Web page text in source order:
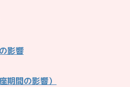
影響
間の影響）